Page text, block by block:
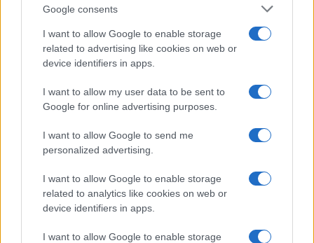
Google consents
I want to allow Google to enable storage
related to advertising like cookies on web or
device identifiers in apps.
I want to allow my user data to be sent to
Google for online advertising purposes.
I want to allow Google to send me
personalized advertising.
I want to allow Google to enable storage
related to analytics like cookies on web or
device identifiers in apps.
I want to allow Google to enable storage